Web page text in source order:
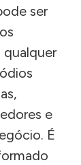
ser
e
É